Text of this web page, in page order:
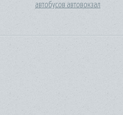
автобусов автовокзал